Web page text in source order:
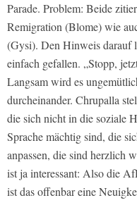
Parade. Problem: Beide
Remigration (Blome) wie
(Gysi). Den Hinweis darauf
einfach gefallen. „Stopp,
Langsam wird es
durcheinander. Chrupalla
die sich nicht in die soziale
Sprache mächtig sind, die
anpassen, die sind herzlich
ist ja interessant: Also die
ist das offenbar eine